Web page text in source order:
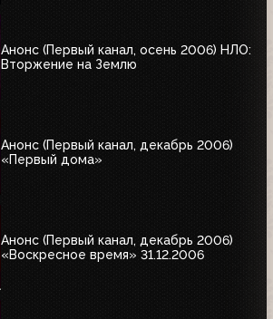
Анонс (Первый канал, осень 2006) НЛО:
Вторжение на Землю
Анонс (Первый канал, декабрь 2006)
«Первый дома»
Анонс (Первый канал, декабрь 2006)
«Воскресное время» 31.12.2006